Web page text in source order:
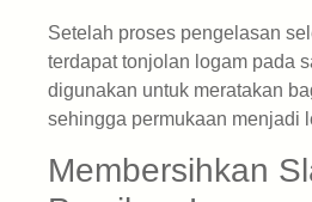
Setelah proses pengelasan
terdapat tonjolan logam pada
digunakan untuk meratakan
sehingga permukaan menjadi
Membersihkan